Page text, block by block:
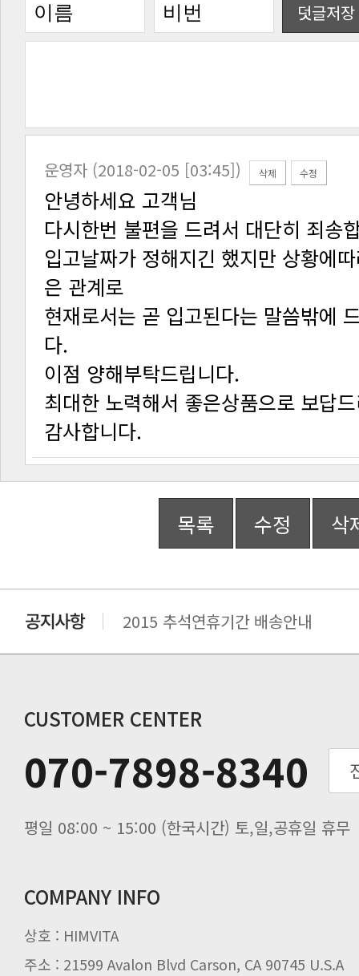
덧글저장
운영자 (2018-02-05 [03:45]) 삭제 수정
안녕하세요 고객님
다시한번 불편을 드려서 대단히 죄송
은 관계로
다.
이점 양해부탁드립니다.
최대한 노력해서 좋은상품으로 보답
감사합니다.
목록 수정 삭
2015 추석연휴기간 배송안내
추수감사절 배송안내
추석기간 배송안내
노동절(9월3일) 배송업무 안내
입금 고객님을 찾습니다.
CUSTOMER CENTER
070-7898-8340
평일 08:00 ~ 15:00 (한국시간) 토,일,공휴일 휴무
COMPANY INFO
상호 : HIMVITA
주소 : 21599 Avalon Blvd Carson, CA 90745 U.S.A